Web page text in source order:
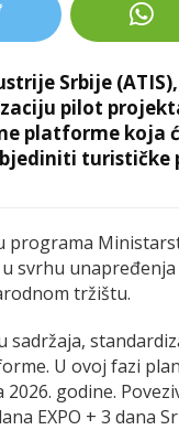
Srbije
pilot
platforme koja
programa
svrhu
tržištu.
sadržaja,
U ovoj fazi
godine.
EXPO + 3 dana